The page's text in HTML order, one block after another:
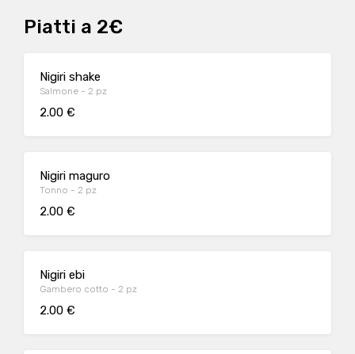
Piatti a 2€
Nigiri shake
Salmone - 2 pz
2.00 €
Nigiri maguro
Tonno - 2 pz
2.00 €
Nigiri ebi
Gambero cotto - 2 pz
2.00 €